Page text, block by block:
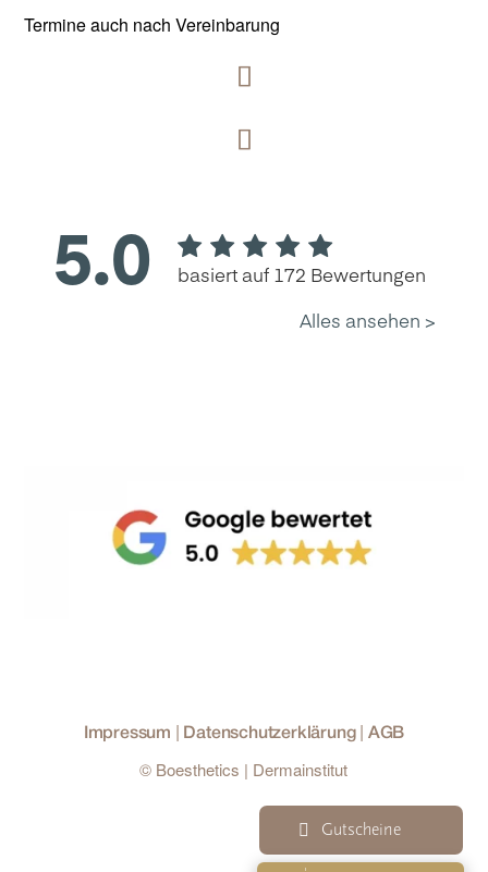
Gutscheine
Termine auch nach Vereinbarung
Impressum | Datenschutzerklärung| AGB
© Boesthetics | Dermainstitut